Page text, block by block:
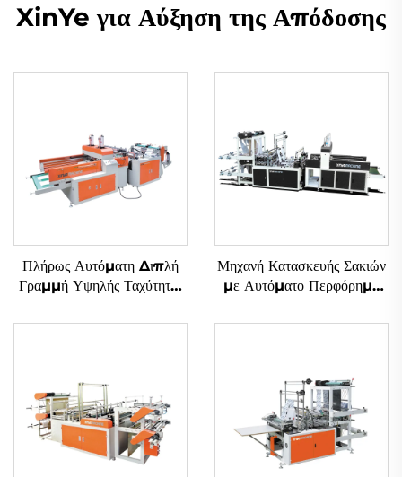
XinYe για Αύξηση της Απόδοσης
Πλήρως Αυτόματη Διπλή
Γραμμή Υψηλής Ταχύτητας
από Πλαστικά με Εικόνα T-
Μηχανή Κατασκευής Σακιών
με Αυτόματο Περφόρημα